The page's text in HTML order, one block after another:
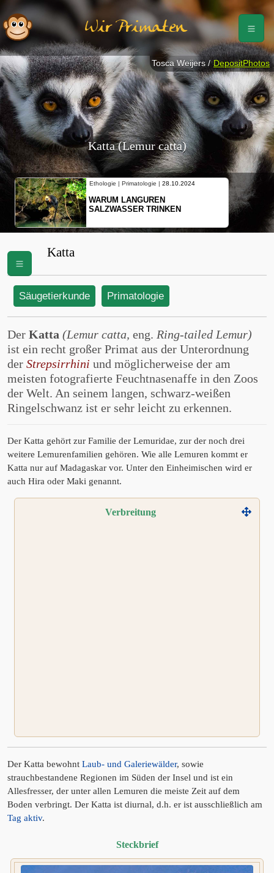
Wir Primaten
Katta (Lemur catta)
Ethologie | Primatologie |10.10.2024
NEUES VON WEIBLICHEN
SCHOPFGIBBONS UND IHRER
Tosca Weijers / DepositPhotos
Katta
Säugetierkunde Primatologie
Der Katta (Lemur catta, eng. Ring-tailed Lemur)
ist ein recht großer Primat aus der Unterordnung
der Strepsirrhini und möglicherweise der am
meisten fotografierte Feuchtnasenaffe in den Zoos
der Welt. An seinem langen, schwarz-weißen
Ringelschwanz ist er sehr leicht zu erkennen.
Der Katta gehört zur Familie der Lemuridae, zur der noch drei
weitere Lemurenfamilien gehören. Wie alle Lemuren kommt er
Katta nur auf Madagaskar vor. Unter den Einheimischen wird er
auch Hira oder Maki genannt.
Verbreitung
Der Katta bewohnt Laub- und Galeriewälder, sowie
strauchbestandene Regionen im Süden der Insel und ist ein
Allesfresser, der unter allen Lemuren die meiste Zeit auf dem
Boden verbringt. Der Katta ist diurnal, d.h. er ist ausschließlich am
Tag aktiv.
Steckbrief